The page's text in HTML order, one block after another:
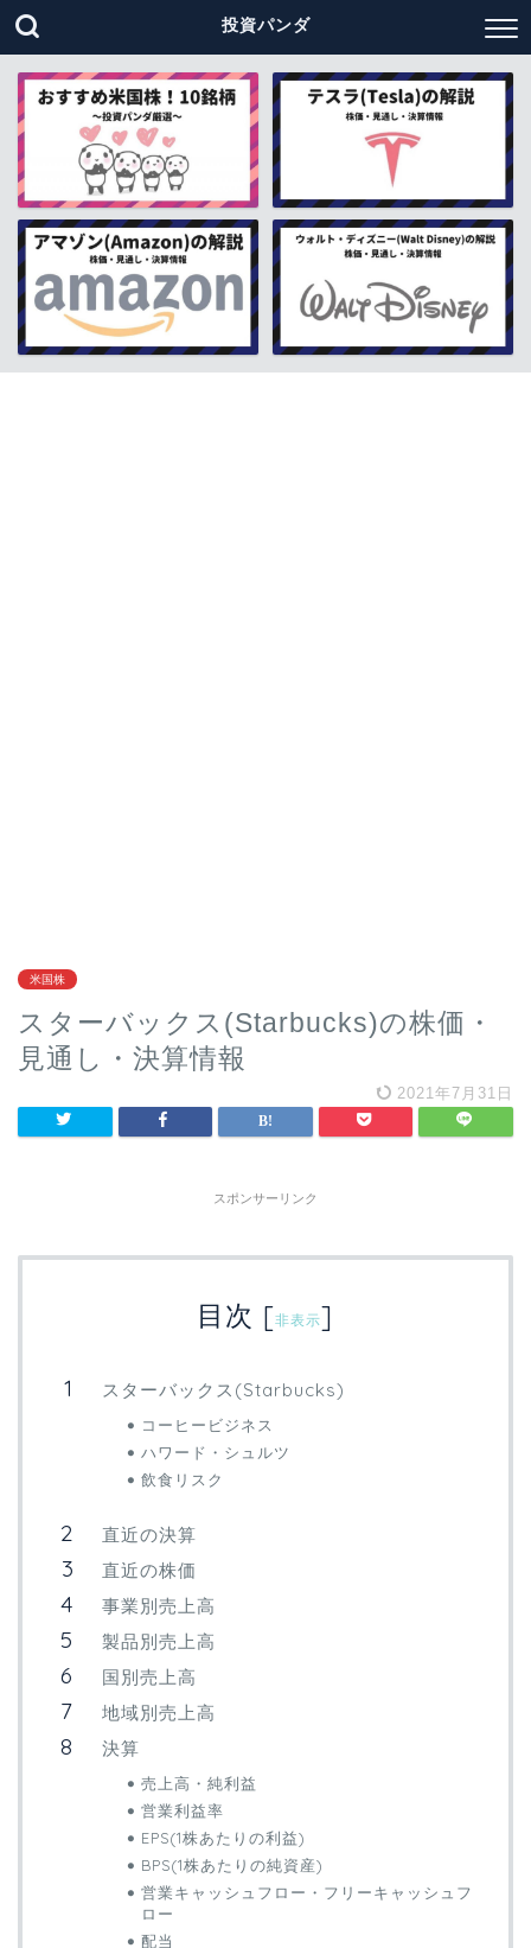
投資パンダ
米国株
スターバックス(Starbucks)の株価・
見通し・決算情報
2021年7月31日
スポンサーリンク
目次 [非表示]
スターバックス(Starbucks)
コーヒービジネス
ハワード・シュルツ
飲食リスク
直近の決算
直近の株価
事業別売上高
製品別売上高
国別売上高
地域別売上高
決算
売上高・純利益
営業利益率
EPS(1株あたりの利益)
BPS(1株あたりの純資産)
営業キャッシュフロー・フリーキャッシュフ
ロー
配当